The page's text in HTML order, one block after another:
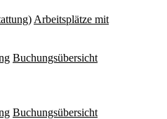
Arbeitsplätze mit
Buchungsübersicht
Buchungsübersicht